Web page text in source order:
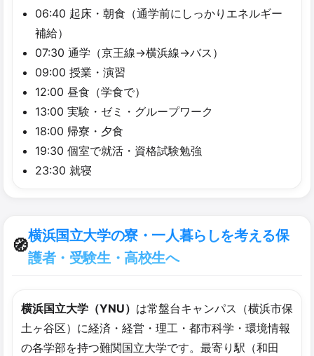
06:40 起床・朝食（通学前にしっかりエネルギー
補給）
07:30 通学（京王線→横浜線→バス）
09:00 授業・演習
12:00 昼食（学食で）
13:00 実験・ゼミ・グループワーク
18:00 帰寮・夕食
19:30 個室で就活・資格試験勉強
23:30 就寝
🧭
横浜国立大学の寮・一人暮らしを考える保
護者・受験生・高校生へ
横浜国立大学（YNU） は常盤台キャンパス（横浜市保
土ヶ谷区）に経済・経営・理工・都市科学・環境情報
の各学部を持つ難関国立大学です。最寄り駅（和田